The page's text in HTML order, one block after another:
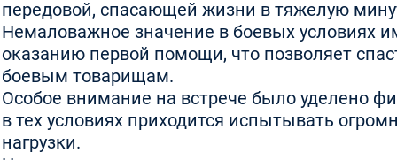
передовой, спасающей жизни в тяжелую
Немаловажное значение в боевых условиях
оказанию первой помощи, что позволяет
боевым товарищам.
Особое внимание на встрече было уделено
в тех условиях приходится испытывать
нагрузки.